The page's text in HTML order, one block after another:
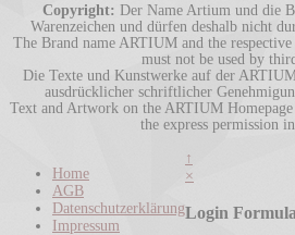
Copyright: Der Name Artium und die
Warenzeichen und dürfen deshalb nicht
The Brand name ARTIUM and the
must not be used by
Die Texte und Kunstwerke auf der
ausdrücklicher schriftlicher
Text and Artwork on the ARTIUM
the express permission
Home
AGB
Datenschutzerklärung
Impressum
↑
×
Login